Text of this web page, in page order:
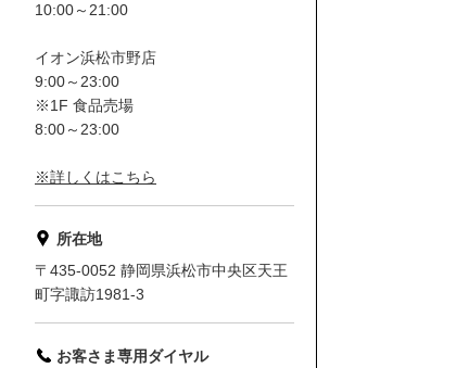
10:00～21:00
イオン浜松市野店
9:00～23:00
※1F 食品売場
8:00～23:00
※詳しくはこちら
所在地
〒435-0052 静岡県浜松市中央区天王
町字諏訪1981-3
お客さま専用ダイヤル